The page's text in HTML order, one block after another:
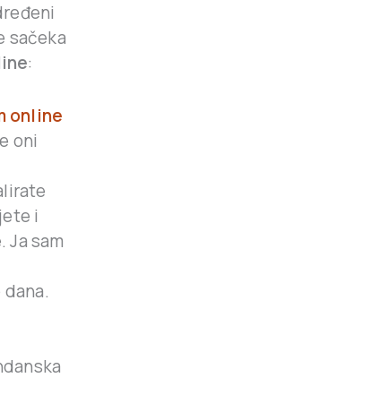
sačeka
:
online
oni
i
Ja sam